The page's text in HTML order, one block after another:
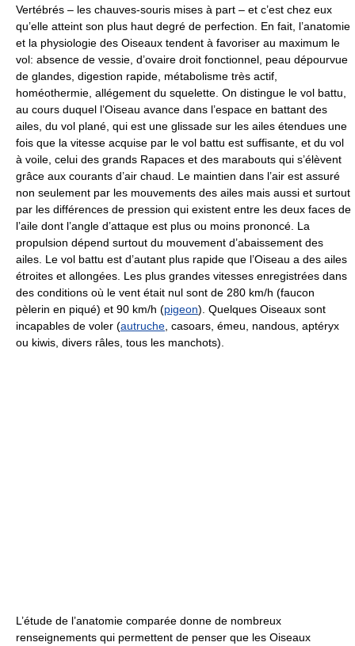
Vertébrés – les chauves-souris mises à part – et c’est chez eux
qu’elle atteint son plus haut degré de perfection. En fait, l’anatomie
et la physiologie des Oiseaux tendent à favoriser au maximum le
vol: absence de vessie, d’ovaire droit fonctionnel, peau dépourvue
de glandes, digestion rapide, métabolisme très actif,
homéothermie, allégement du squelette. On distingue le vol battu,
au cours duquel l’Oiseau avance dans l’espace en battant des
ailes, du vol plané, qui est une glissade sur les ailes étendues une
fois que la vitesse acquise par le vol battu est suffisante, et du vol
à voile, celui des grands Rapaces et des marabouts qui s’élèvent
grâce aux courants d’air chaud. Le maintien dans l’air est assuré
non seulement par les mouvements des ailes mais aussi et surtout
par les différences de pression qui existent entre les deux faces de
l’aile dont l’angle d’attaque est plus ou moins prononcé. La
propulsion dépend surtout du mouvement d’abaissement des
ailes. Le vol battu est d’autant plus rapide que l’Oiseau a des ailes
étroites et allongées. Les plus grandes vitesses enregistrées dans
des conditions où le vent était nul sont de 280 km/h (faucon
pèlerin en piqué) et 90 km/h (pigeon). Quelques Oiseaux sont
incapables de voler (autruche , casoars, émeu, nandous, aptéryx
ou kiwis, divers râles, tous les manchots).
L’étude de l’anatomie comparée donne de nombreux
renseignements qui permettent de penser que les Oiseaux